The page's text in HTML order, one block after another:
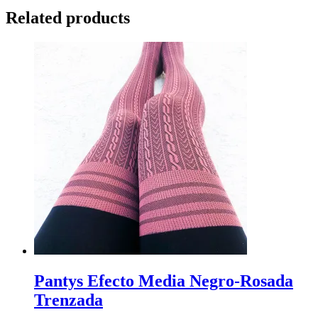
Related products
Pantys Efecto Media Negro-Rosada
Trenzada